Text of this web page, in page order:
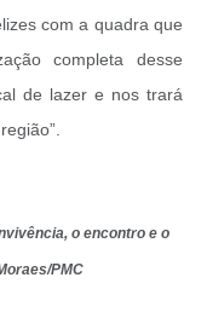
com a quadra que
completa desse
de lazer e nos trará
o encontro e o
PMC